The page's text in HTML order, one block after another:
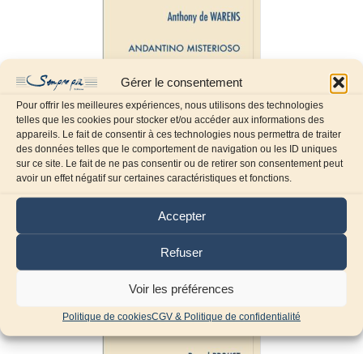
Gérer le consentement
Pour offrir les meilleures expériences, nous utilisons des technologies
telles que les cookies pour stocker et/ou accéder aux informations des
appareils. Le fait de consentir à ces technologies nous permettra de traiter
des données telles que le comportement de navigation ou les ID uniques
sur ce site. Le fait de ne pas consentir ou de retirer son consentement peut
avoir un effet négatif sur certaines caractéristiques et fonctions.
Accepter
Refuser
Voir les préférences
Politique de cookiesCGV & Politique de confidentialité
Andantino misterioso